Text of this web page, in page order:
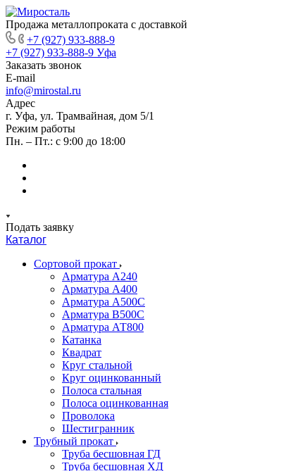
Продажа металлопроката с доставкой
+7 (927) 933-888-9
+7 (927) 933-888-9 Уфа
Заказать звонок
E-mail
info@mirostal.ru
Адрес
г. Уфа, ул. Трамвайная, дом 5/1
Режим работы
Пн. – Пт.: с 9:00 до 18:00
Подать заявку
Каталог
Сортовой прокат
Арматура А240
Арматура А400
Арматура А500C
Арматура В500С
Арматура АТ800
Катанка
Квадрат
Круг стальной
Круг оцинкованный
Полоса стальная
Полоса оцинкованная
Проволока
Шестигранник
Трубный прокат
Труба бесшовная ГД
Труба бесшовная ХД